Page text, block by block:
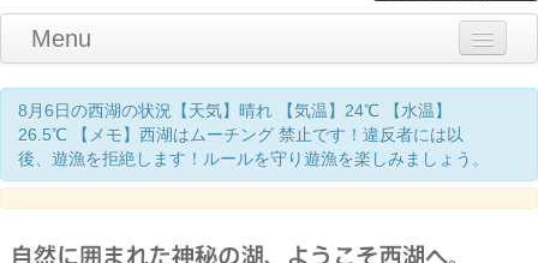
Menu
Home
釣り情報
マナーとお願い
クニマス展示館
漁協からのお知らせ
お問い合わせ
8月6日の西湖の状況【天気】晴れ 【気温】24℃ 【水温】
26.5℃ 【メモ】西湖はムーチング 禁止です！違反者には以
後、遊漁を拒絶します！ルールを守り遊漁を楽しみましょう。